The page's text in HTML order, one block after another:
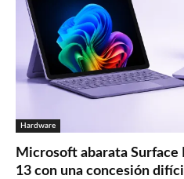
Hardware
Microsoft abarata Surface
13 con una concesión